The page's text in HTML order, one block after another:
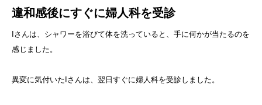
違和感後にすぐに婦人科を受診
Iさんは、シャワーを浴びて体を洗っていると、手に何かが当たるのを
感じました。
異変に気付いたIさんは、翌日すぐに婦人科を受診しました。